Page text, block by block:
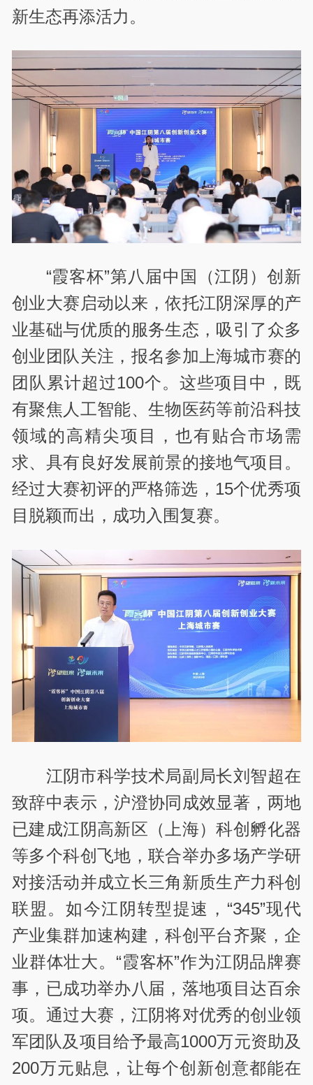
新生态再添活力。
“霞客杯”第八届中国（江阴）创新
创业大赛启动以来，依托江阴深厚的产
业基础与优质的服务生态，吸引了众多
创业团队关注，报名参加上海城市赛的
团队累计超过100个。这些项目中，既
有聚焦人工智能、生物医药等前沿科技
领域的高精尖项目，也有贴合市场需
求、具有良好发展前景的接地气项目。
经过大赛初评的严格筛选，15个优秀项
目脱颖而出，成功入围复赛。
江阴市科学技术局副局长刘智超在
致辞中表示，沪澄协同成效显著，两地
已建成江阴高新区（上海）科创孵化器
等多个科创飞地，联合举办多场产学研
对接活动并成立长三角新质生产力科创
联盟。如今江阴转型提速，“345”现代
产业集群加速构建，科创平台齐聚，企
业群体壮大。“霞客杯”作为江阴品牌赛
事，已成功举办八届，落地项目达百余
项。通过大赛，江阴将对优秀的创业领
军团队及项目给予最高1000万元资助及
200万元贴息，让每个创新创意都能在